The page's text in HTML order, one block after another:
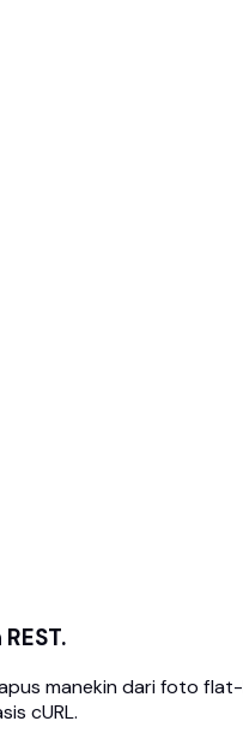
manekin dari foto
cURL.